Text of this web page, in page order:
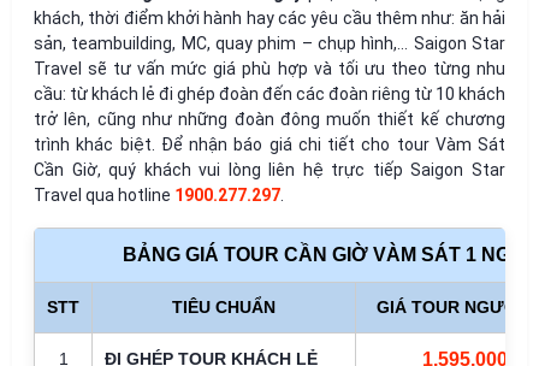
khách, thời điểm khởi hành hay các yêu cầu thêm như: ăn hải
sản, teambuilding, MC, quay phim – chụp hình,… Saigon Star
Travel sẽ tư vấn mức giá phù hợp và tối ưu theo từng nhu
cầu: từ khách lẻ đi ghép đoàn đến các đoàn riêng từ 10 khách
trở lên, cũng như những đoàn đông muốn thiết kế chương
trình khác biệt. Để nhận báo giá chi tiết cho tour Vàm Sát
Cần Giờ, quý khách vui lòng liên hệ trực tiếp Saigon Star
Travel qua hotline 1900.277.297
BẢNG GIÁ TOUR CẦN GIỜ VÀM SÁT 1
STT TIÊU CHUẨN GIÁ TOUR NGƯỜI
1 ĐI GHÉP TOUR KHÁCH LẺ 1.595.000đ